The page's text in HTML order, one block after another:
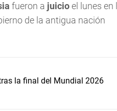
fueron a juicioel lunes en
de la antigua nación
la final del Mundial 2026